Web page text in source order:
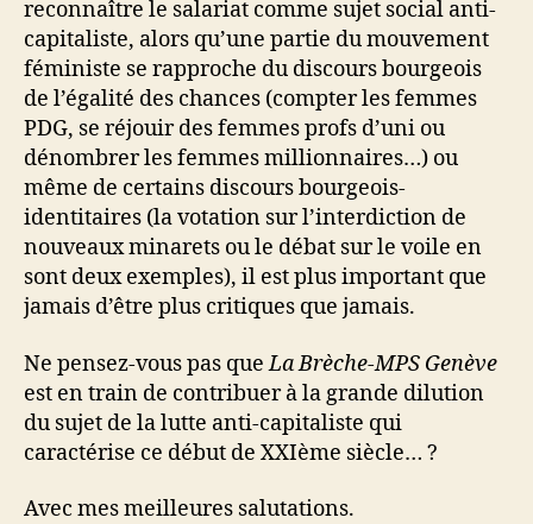
reconnaître le salariat comme sujet social anti-
capitaliste, alors qu’une partie du mouvement
féministe se rapproche du discours bourgeois
de l’égalité des chances (compter les femmes
PDG, se réjouir des femmes profs d’uni ou
dénombrer les femmes millionnaires…) ou
même de certains discours bourgeois-
identitaires (la votation sur l’interdiction de
nouveaux minarets ou le débat sur le voile en
sont deux exemples), il est plus important que
jamais d’être plus critiques que jamais.
Ne pensez-vous pas queLa Brèche-MPS Genève
est en train de contribuer à la grande dilution
du sujet de la lutte anti-capitaliste qui
caractérise ce début de XXIème siècle… ?
Avec mes meilleures salutations.